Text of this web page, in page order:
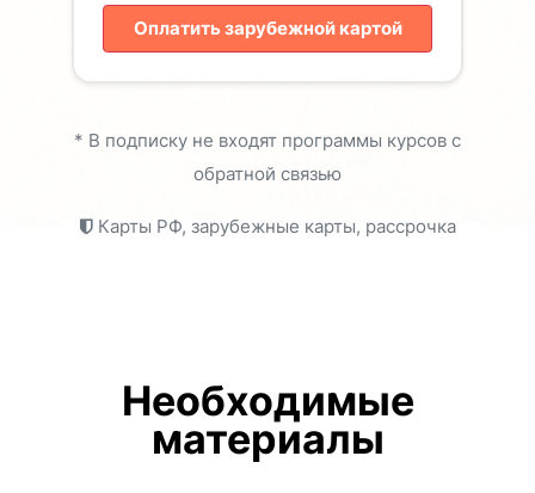
Оплатить зарубежной картой
* В подписку не входят программы курсов с
обратной связью
Карты РФ, зарубежные карты, рассрочка
Необходимые
материалы